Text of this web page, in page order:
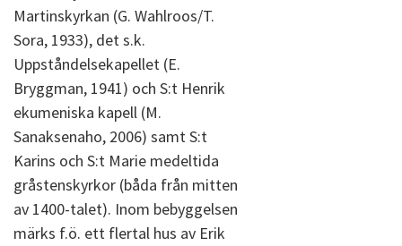
Martinskyrkan (G. Wahlroos/T.
Sora, 1933), det s.k.
Uppståndelsekapellet (E.
Bryggman, 1941) och S:t Henrik
ekumeniska kapell (M.
Sanaksenaho, 2006) samt S:t
Karins och S:t Marie medeltida
gråstenskyrkor (båda från mitten
av 1400-talet). Inom bebyggelsen
märks f.ö. ett flertal hus av Erik